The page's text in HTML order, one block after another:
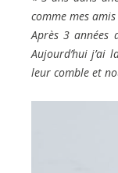
comme mes
Après 3 années
Aujourd’hui j’ai
leur comble et